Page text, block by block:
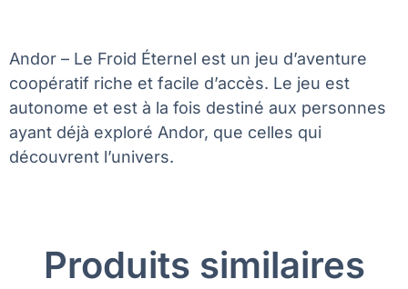
Andor – Le Froid Éternel est un jeu d’aventure
coopératif riche et facile d’accès. Le jeu est
autonome et est à la fois destiné aux personnes
ayant déjà exploré Andor, que celles qui
découvrent l’univers.
Produits similaires